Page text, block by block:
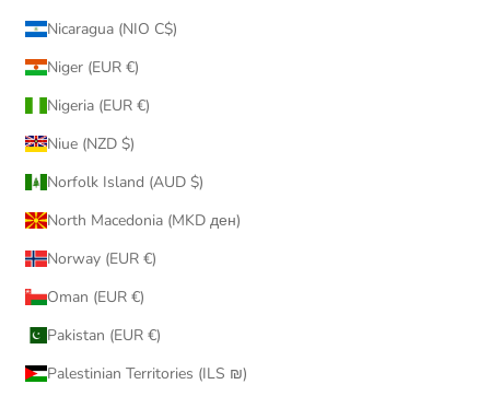
Nicaragua (NIO C$)
Niger (EUR €)
Nigeria (EUR €)
Niue (NZD $)
Norfolk Island (AUD $)
North Macedonia (MKD ден)
Norway (EUR €)
Oman (EUR €)
Pakistan (EUR €)
Palestinian Territories (ILS ₪)